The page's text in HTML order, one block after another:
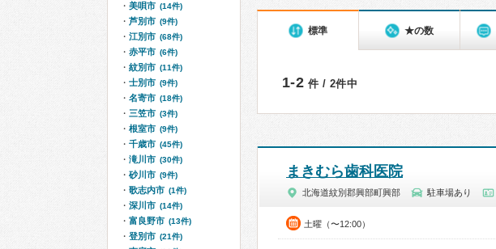
標準 ★の数
1-2 件 / 2件中
まきむら歯科医院
北海道紋別郡興部町興部 駐車場あり
土曜（〜12:00）
美唄市 (14件)
芦別市 (9件)
江別市 (68件)
赤平市 (6件)
紋別市 (11件)
士別市 (9件)
名寄市 (18件)
三笠市 (3件)
根室市 (9件)
千歳市 (45件)
滝川市 (30件)
砂川市 (9件)
歌志内市 (1件)
深川市 (14件)
富良野市 (13件)
登別市 (21件)